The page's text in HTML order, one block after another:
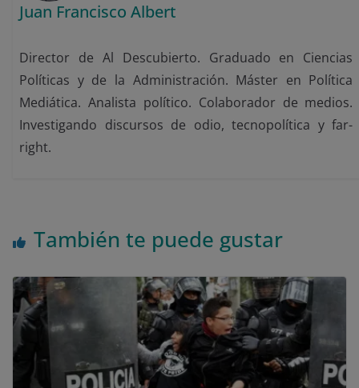
Juan Francisco Albert
Director de Al Descubierto. Graduado en Ciencias
Políticas y de la Administración. Máster en Política
Mediática. Analista político. Colaborador de medios.
Investigando discursos de odio, tecnopolítica y far-
right.
También te puede gustar